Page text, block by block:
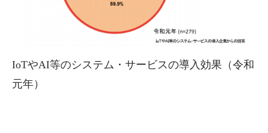
IoTやAI等のシステム・サービスの導入効果（令和
元年）